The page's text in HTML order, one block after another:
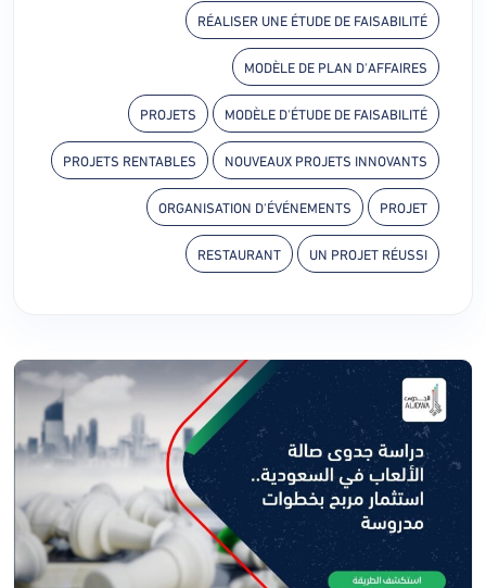
RÉALISER UNE ÉTUDE DE FAISABILITÉ
MODÈLE DE PLAN D'AFFAIRES
MODÈLE D'ÉTUDE DE FAISABILITÉ
PROJETS
NOUVEAUX PROJETS INNOVANTS
PROJETS RENTABLES
PROJET
ORGANISATION D'ÉVÉNEMENTS
UN PROJET RÉUSSI
RESTAURANT